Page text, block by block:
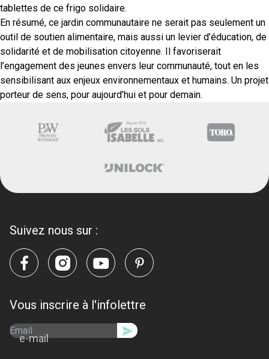
tablettes de ce frigo solidaire.
En résumé, ce jardin communautaire ne serait pas seulement un
outil de soutien alimentaire, mais aussi un levier d’éducation, de
solidarité et de mobilisation citoyenne. Il favoriserait
l’engagement des jeunes envers leur communauté, tout en les
sensibilisant aux enjeux environnementaux et humains. Un projet
porteur de sens, pour aujourd’hui et pour demain.
Suivez nous sur :
Vous inscrire à l'infolettre
e-mail